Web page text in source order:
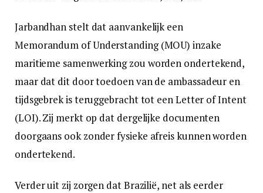
Jarbandhan stelt dat aanvankelijk een
Memorandum of Understanding (MOU) inzake
maritieme samenwerking zou worden ondertekend,
maar dat dit door toedoen van de ambassadeur en
tijdsgebrek is teruggebracht tot een Letter of Intent
(LOI). Zij merkt op dat dergelijke documenten
doorgaans ook zonder fysieke afreis kunnen worden
ondertekend.
Verder uit zij zorgen dat Brazilië, net als eerder